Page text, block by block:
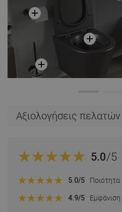
Αξιολογήσεις πελατών
5.0/5
5.0/5 Ποιότητα
4.9/5 Εμφάνιση